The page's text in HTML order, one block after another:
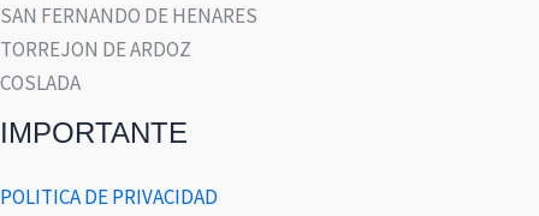
SAN FERNANDO DE HENARES
TORREJON DE ARDOZ
COSLADA
IMPORTANTE
POLITICA DE PRIVACIDAD